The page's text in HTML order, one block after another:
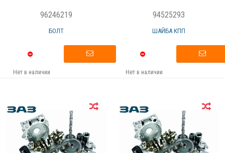
96246219
БОЛТ
Нет в наличии
94525293
ШАЙБА КПП
Нет в наличии